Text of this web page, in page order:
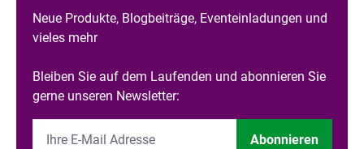
Neue Produkte, Blogbeiträge, Eventeinladungen und
vieles mehr
Bleiben Sie auf dem Laufenden und abonnieren Sie
gerne unseren Newsletter:
Abonnieren